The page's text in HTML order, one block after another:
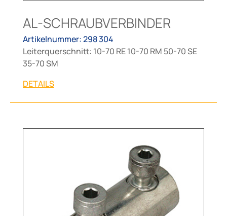
AL-SCHRAUBVERBINDER
Artikelnummer: 298 304
Leiterquerschnitt: 10-70 RE 10-70 RM 50-70 SE
35-70 SM
DETAILS